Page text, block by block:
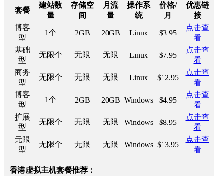
套餐
建站数
量
存储空
间
月流
量
操作系
统
价格/
月
优惠链
接
博客
型
1个 2GB 20GB Linux $3.95
点击查
看
基础
型
无限个 无限 无限 Linux $7.95
点击查
看
商务
型
无限个 无限 无限 Linux $12.95
点击查
看
博客
型
1个 2GB 20GB Windows $4.95
点击查
看
扩展
型
无限个 无限 无限 Windows $8.95
点击查
看
无限
型
无限个 无限 无限 Windows $13.95
点击查
看
香港虚拟主机套餐推荐：